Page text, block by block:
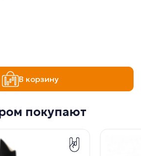
В корзину
покупают